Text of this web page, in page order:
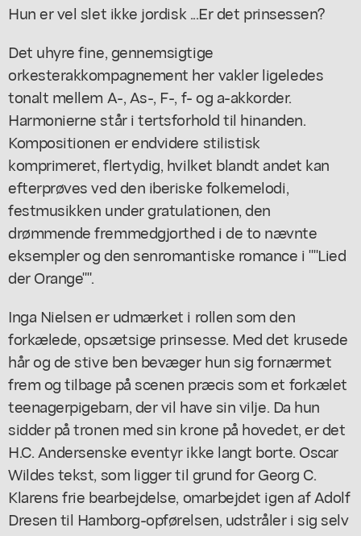
Hun er vel slet ikke jordisk ...Er det prinsessen?
Det uhyre fine, gennemsigtige
orkesterakkompagnement her vakler ligeledes
tonalt mellem A-, As-, F-, f- og a-akkorder.
Harmonierne står i tertsforhold til hinanden.
Kompositionen er endvidere stilistisk
komprimeret, flertydig, hvilket blandt andet kan
efterprøves ved den iberiske folkemelodi,
festmusikken under gratulationen, den
drømmende fremmedgjorthed i de to nævnte
eksempler og den senromantiske romance i ""Lied
der Orange"".
Inga Nielsen er udmærket i rollen som den
forkælede, opsætsige prinsesse. Med det krusede
hår og de stive ben bevæger hun sig fornærmet
frem og tilbage på scenen præcis som et forkælet
teenagerpigebarn, der vil have sin vilje. Da hun
sidder på tronen med sin krone på hovedet, er det
H.C. Andersenske eventyr ikke langt borte. Oscar
Wildes tekst, som ligger til grund for Georg C.
Klarens frie bearbejdelse, omarbejdet igen af Adolf
Dresen til Hamborg-opførelsen, udstråler i sig selv